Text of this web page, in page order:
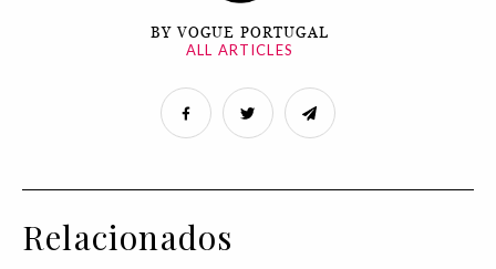
BY VOGUE PORTUGAL
ALL ARTICLES
Relacionados